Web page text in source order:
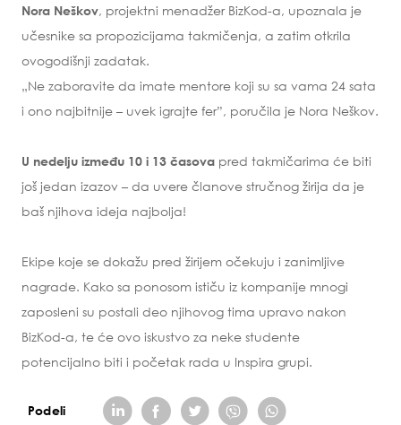
Nora Neškov, projektni menadžer BizKod-a, upoznala je
učesnike sa propozicijama takmičenja, a zatim otkrila
ovogodišnji zadatak.
„Ne zaboravite da imate mentore koji su sa vama 24 sata
i ono najbitnije – uvek igrajte fer”, poručila je Nora Neškov.
U nedelju između 10 i 13 časova pred takmičarima će biti
još jedan izazov – da uvere članove stručnog žirija da je
baš njihova ideja najbolja!
Ekipe koje se dokažu pred žirijem očekuju i zanimljive
nagrade. Kako sa ponosom ističu iz kompanije mnogi
zaposleni su postali deo njihovog tima upravo nakon
BizKod-a, te će ovo iskustvo za neke studente
potencijalno biti i početak rada u Inspira grupi.
Podeli